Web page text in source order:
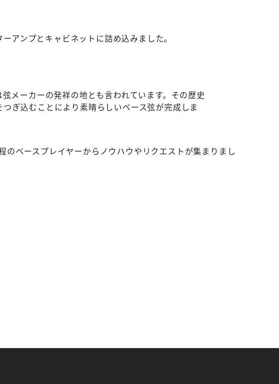
アンプとキャビネットに詰め込みました。
メーカーの発祥の地とも言われています。その歴史
ぎ込むことにより素晴らしいベース弦が完成しま
ベースプレイヤーからノウハウやリクエストが集まりまし